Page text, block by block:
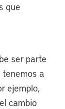
que
ser parte
a
ejemplo,
cambio